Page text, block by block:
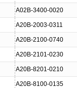
A02B-3400-0020
A20B-2003-0311
A20B-2100-0740
A20B-2101-0230
A20B-8201-0210
A20B-8100-0135